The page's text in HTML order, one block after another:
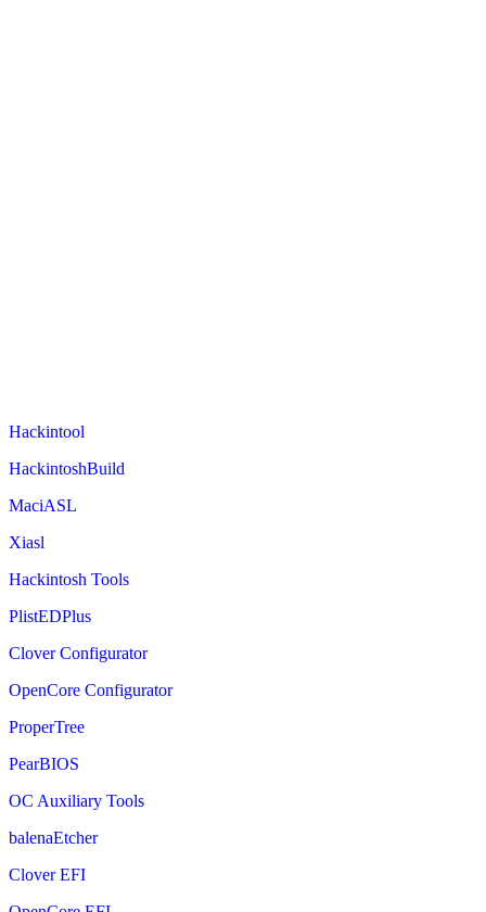
Hackintool
HackintoshBuild
MaciASL
Xiasl
Hackintosh Tools
PlistEDPlus
Clover Configurator
OpenCore Configurator
ProperTree
PearBIOS
OC Auxiliary Tools
balenaEtcher
Clover EFI